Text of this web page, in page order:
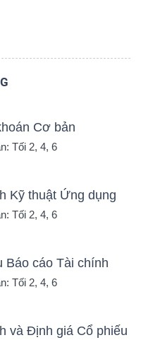
Cơ bản
Tối 2, 4, 6
Kỹ thuật Ứng dụng
Tối 2, 4, 6
Báo cáo Tài chính
Tối 2, 4, 6
và Định giá Cổ phiếu